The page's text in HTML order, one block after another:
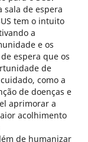
sala de espera
tem o intuito
a
e os
espera que os
de
como a
de doenças e
aprimorar a
acolhimento
de humanizar